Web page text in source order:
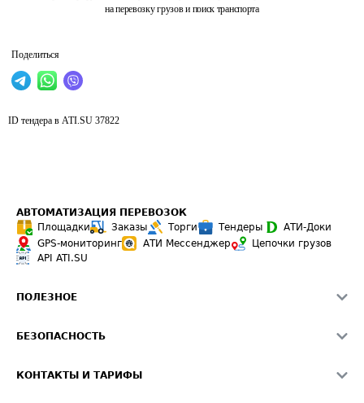
на перевозку грузов и поиск транспорта
Поделиться
ID тендера в ATI.SU 37822
АВТОМАТИЗАЦИЯ ПЕРЕВОЗОК
Площадки
Заказы Торги Тендеры
АТИ-Доки
GPS-мониторинг
АТИ Мессенджер
Цепочки грузов
API ATI.SU
ПОЛЕЗНОЕ
Звезды ATI.SU на вашем сайте
БЕЗОПАСНОСТЬ
КОНТАКТЫ И ТАРИФЫ